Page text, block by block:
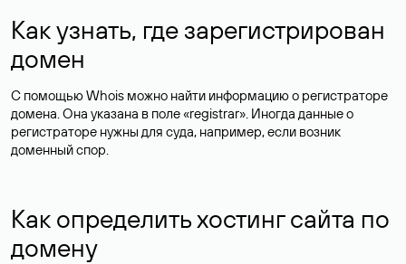
Как узнать, где зарегистрирован
домен
С помощью Whois можно найти информацию о регистраторе
домена. Она указана в поле «registrar». Иногда данные о
регистраторе нужны для суда, например, если возник
доменный спор.
Как определить хостинг сайта по
домену